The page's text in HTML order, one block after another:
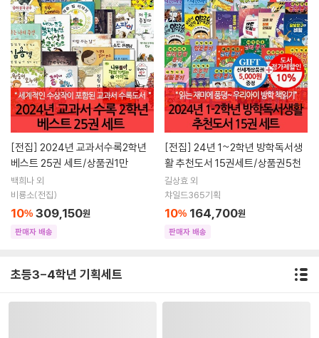
[전집]
베스트 25권 세트/상품권1만
백희나 외
비룡소(전집)
10% 309,150원
판매자 배송
[전집]
활 추천도서 15권세트/상품권5천
길상효 외
챠일드365기획
10% 164,700원
판매자 배송
초등3-4학년 기획세트